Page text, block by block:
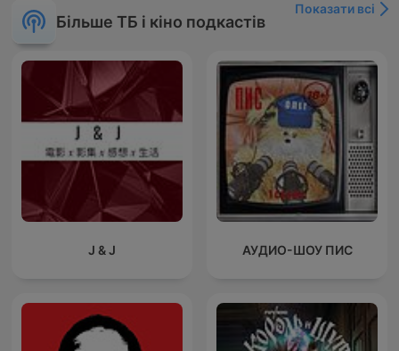
Більше ТБ і кіно подкастів
Показати всі
J & J АУДИО-ШОУ ПИС